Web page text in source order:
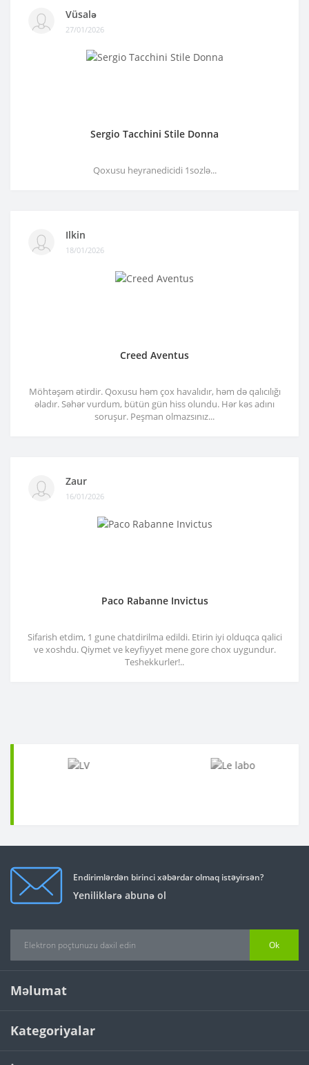
Vüsalə
27/01/2026
Sergio Tacchini Stile Donna
Qoxusu heyranedicidi 1sozlə...
Ilkin
18/01/2026
Creed Aventus
Möhtəşəm ətirdir. Qoxusu həm çox havalıdır, həm də qalıcılığı
əladır. Səhər vurdum, bütün gün hiss olundu. Hər kəs adını
soruşur. Peşman olmazsınız...
Zaur
16/01/2026
Paco Rabanne Invictus
Sifarish etdim, 1 gune chatdirilma edildi. Etirin iyi olduqca qalici
ve xoshdu. Qiymet ve keyfiyyet mene gore chox uygundur.
Teshekkurler!..
Endirimlərdən birinci xəbərdar olmaq istəyirsən?
Yeniliklərə abunə ol
Ok
Məlumat
Kategoriyalar